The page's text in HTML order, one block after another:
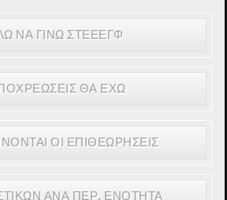
ΝΑ ΓΙΝΩ ΣΤΕΕΕΓΦ
ΘΑ ΕΧΩ
ΟΙ ΕΠΙΘΕΩΡΗΣΕΙΣ
ΑΝΆ ΠΕΡ. ΕΝΌΤΗΤΑ